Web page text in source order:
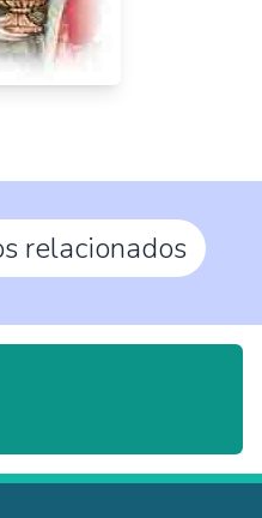
relacionados